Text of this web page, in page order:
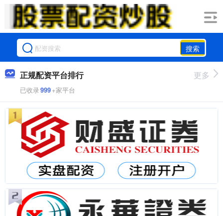
搜索
正规配资平台排行
已收录999+家平台
更多